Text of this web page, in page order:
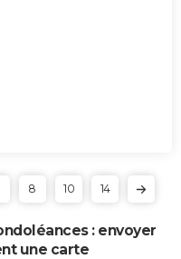
8 10 14
: envoyer
une carte